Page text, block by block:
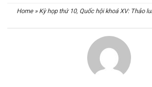
Home» Kỳ họp thứ 10, Quốc hội khoá XV: Thảo